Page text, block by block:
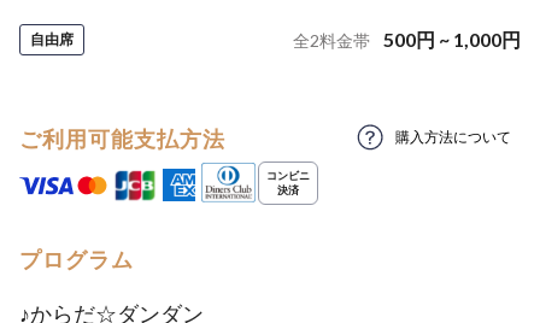
自由席 全2料金帯 500円 ~ 1,000円
ご利用可能支払方法 購入方法について
プログラム
♪からだ☆ダンダン